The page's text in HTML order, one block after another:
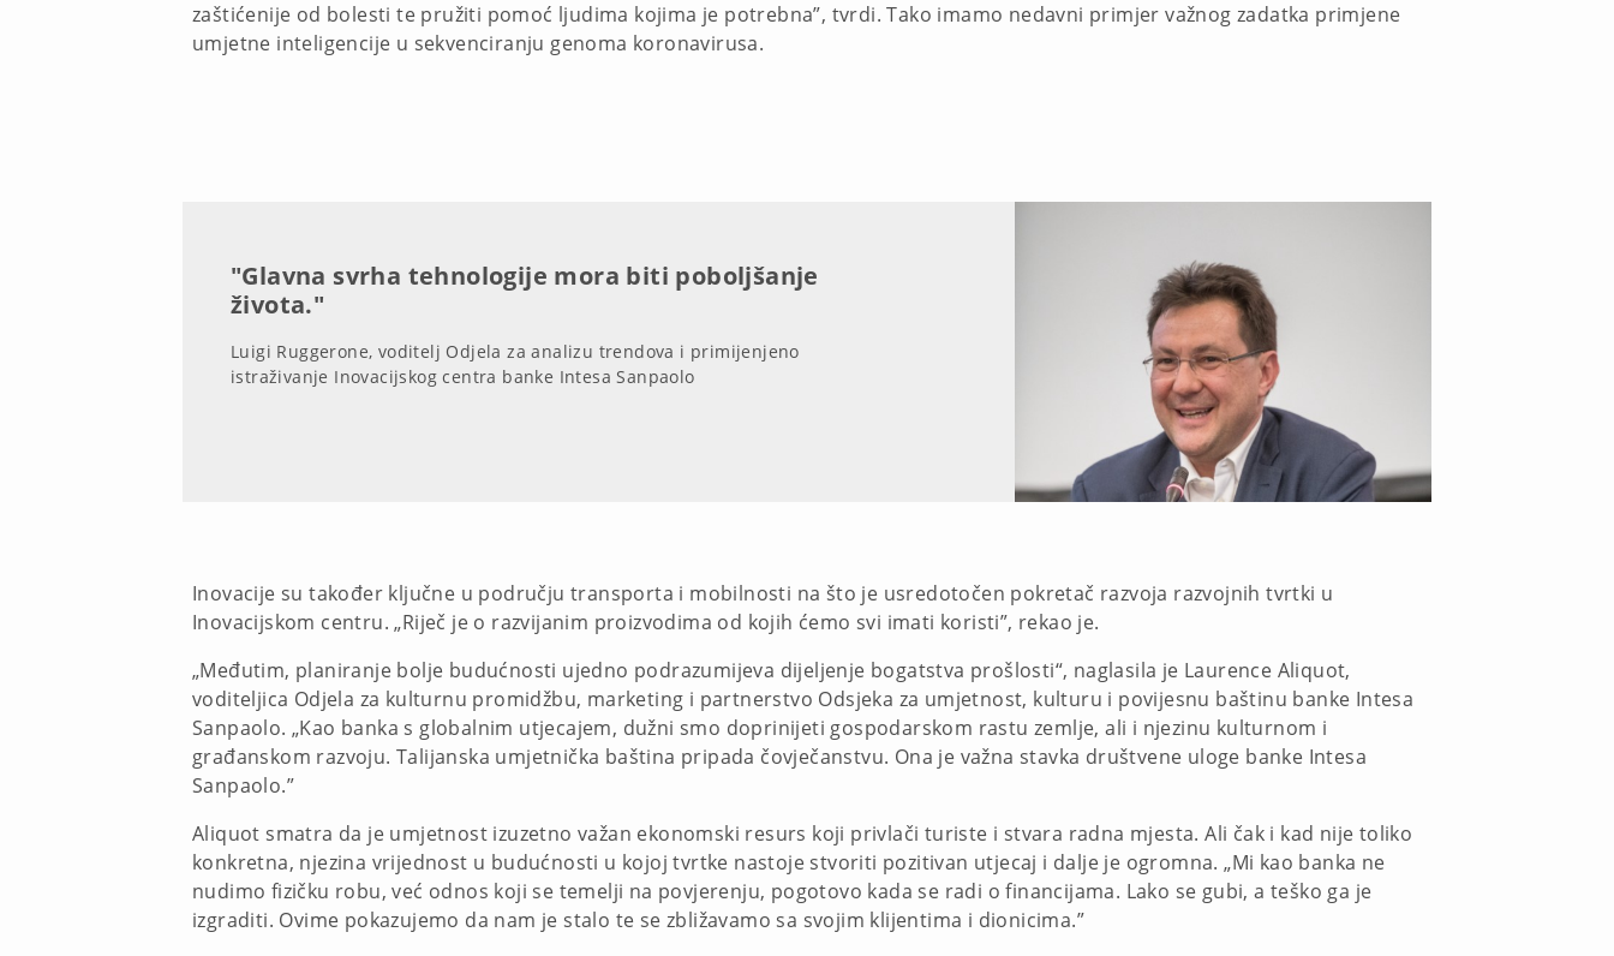
zaštićenije od bolesti te pružiti pomoć ljudima kojima je potrebna”, tvrdi. Tako imamo nedavni primjer važnog zadatka primjene
umjetne inteligencije u sekvenciranju genoma koronavirusa.
"Glavna svrha tehnologije mora biti poboljšanje
života."
Luigi Ruggerone, voditelj Odjela za analizu trendova i primijenjeno
istraživanje Inovacijskog centra banke Intesa Sanpaolo
Inovacije su također ključne u području transporta i mobilnosti na što je usredotočen pokretač razvoja razvojnih tvrtki u
Inovacijskom centru. „Riječ je o razvijanim proizvodima od kojih ćemo svi imati koristi”, rekao je.
„Međutim, planiranje bolje budućnosti ujedno podrazumijeva dijeljenje bogatstva prošlosti“, naglasila je Laurence Aliquot,
voditeljica Odjela za kulturnu promidžbu, marketing i partnerstvo Odsjeka za umjetnost, kulturu i povijesnu baštinu banke Intesa
Sanpaolo. „Kao banka s globalnim utjecajem, dužni smo doprinijeti gospodarskom rastu zemlje, ali i njezinu kulturnom i
građanskom razvoju. Talijanska umjetnička baština pripada čovječanstvu. Ona je važna stavka društvene uloge banke Intesa
Sanpaolo.”
Aliquot smatra da je umjetnost izuzetno važan ekonomski resurs koji privlači turiste i stvara radna mjesta. Ali čak i kad nije toliko
konkretna, njezina vrijednost u budućnosti u kojoj tvrtke nastoje stvoriti pozitivan utjecaj i dalje je ogromna. „Mi kao banka ne
nudimo fizičku robu, već odnos koji se temelji na povjerenju, pogotovo kada se radi o financijama. Lako se gubi, a teško ga je
izgraditi. Ovime pokazujemo da nam je stalo te se zbližavamo sa svojim klijentima i dionicima.”